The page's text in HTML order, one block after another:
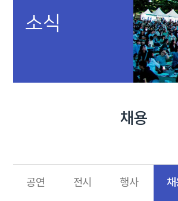
소식
채용
공연 전시 행사 채